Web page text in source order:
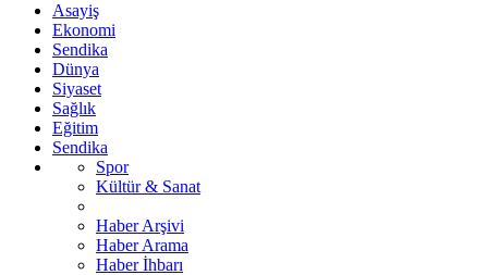
Asayiş
Ekonomi
Sendika
Dünya
Siyaset
Sağlık
Eğitim
Sendika
Spor
Kültür & Sanat
Haber Arşivi
Haber Arama
Haber İhbarı